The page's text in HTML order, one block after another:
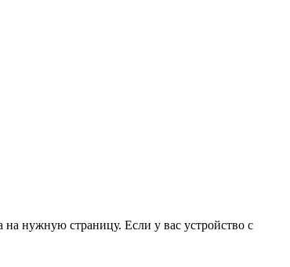
на нужную страницу. Если у вас устройство с